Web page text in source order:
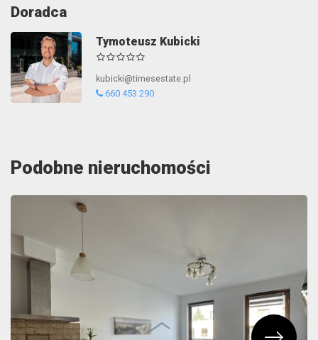
Doradca
Tymoteusz Kubicki
kubicki@timesestate.pl
660 453 290
Podobne nieruchomości